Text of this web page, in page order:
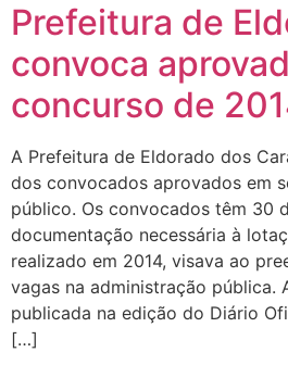
Prefeitura de
convoca
concurso de
A Prefeitura de Eldorado dos
dos convocados aprovados em
público. Os convocados têm 30
documentação necessária à
realizado em 2014, visava ao
vagas na administração pública.
publicada na edição do Diário
[…]